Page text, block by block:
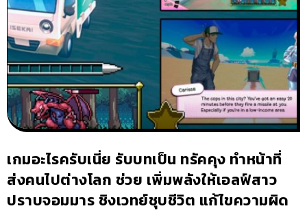
เกมอะไรครับเนี่ย รับบทเป็น ทรัคคุง ทำหน้าที่
ส่งคนไปต่างโลก ช่วย เพิ่มพลังให้เอลฟ์สาว
ปราบจอมมาร ชิงเวทย์ชุบชีวิต แก้ไขความผิด